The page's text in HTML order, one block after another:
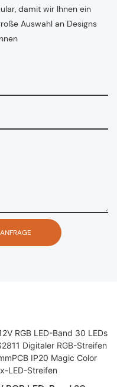
damit wir Ihnen ein
Auswahl an Designs